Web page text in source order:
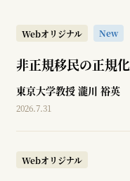
Webオリジナル New
非正規移民の正規化
東京大学教授 瀧川 裕英
2026.7.31
Webオリジナル